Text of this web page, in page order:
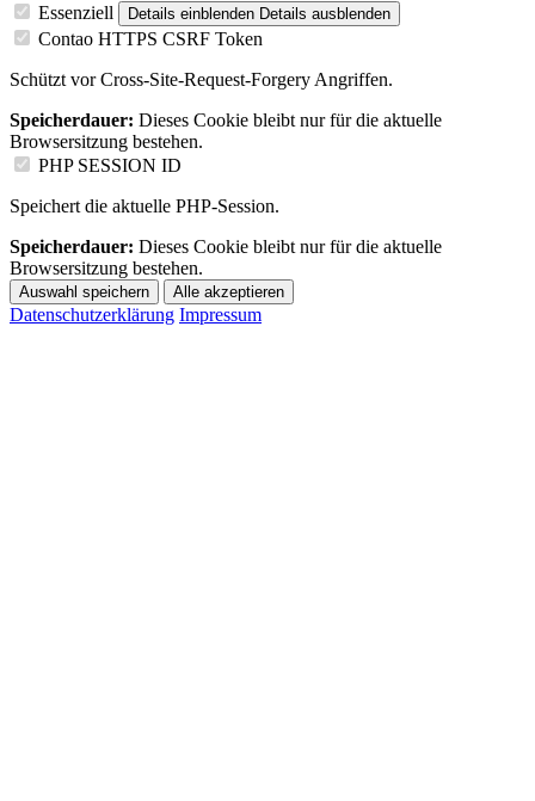
Essenziell
Details einblenden Details ausblenden
Contao HTTPS CSRF Token
Schützt vor Cross-Site-Request-Forgery Angriffen.
Speicherdauer: Dieses Cookie bleibt nur für die aktuelle
Browsersitzung bestehen.
PHP SESSION ID
Speichert die aktuelle PHP-Session.
Speicherdauer: Dieses Cookie bleibt nur für die aktuelle
Browsersitzung bestehen.
Auswahl speichern Alle akzeptieren
Datenschutzerklärung Impressum